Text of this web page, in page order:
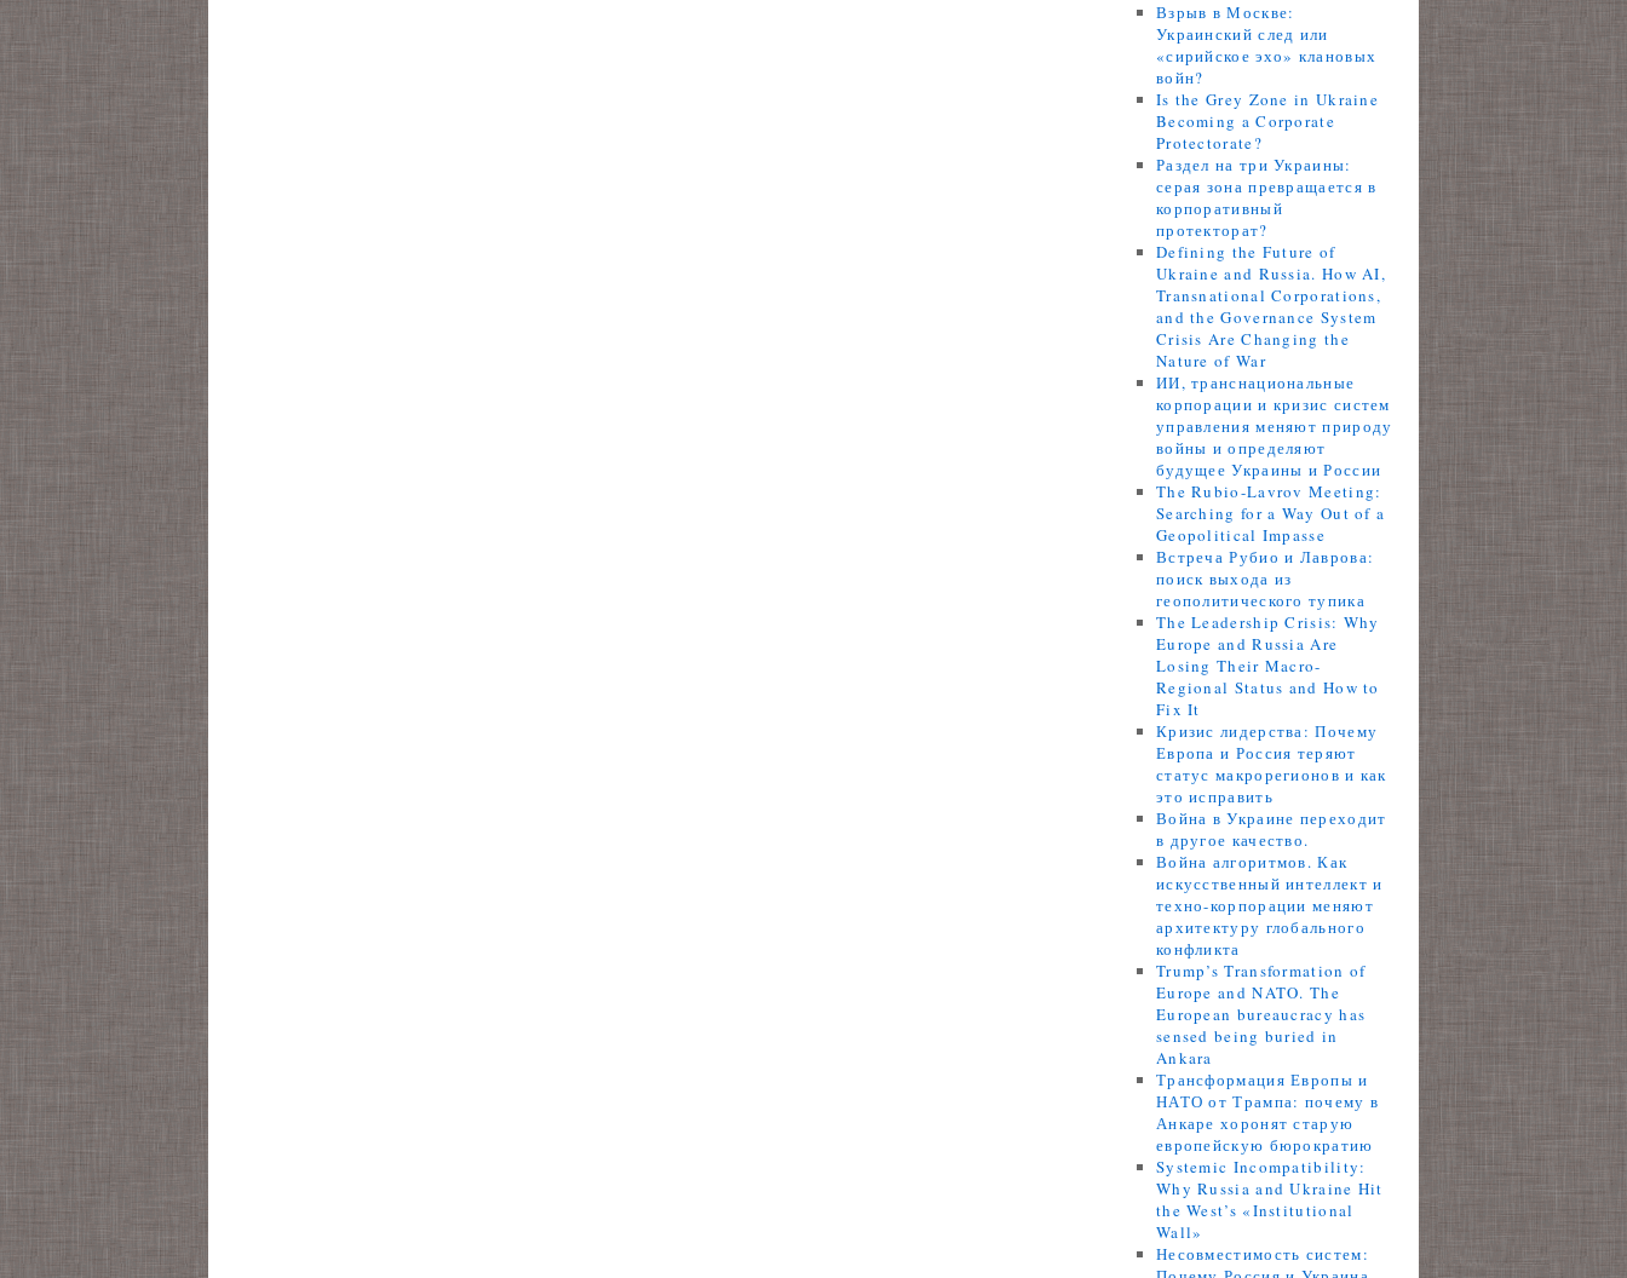
Взрыв в Москве:
Украинский след или
«сирийское эхо» клановых
войн?
Is the Grey Zone in Ukraine
Becoming a Corporate
Protectorate?
Раздел на три Украины:
серая зона превращается в
корпоративный
протекторат?
Defining the Future of
Ukraine and Russia. How AI,
Transnational Corporations,
and the Governance System
Crisis Are Changing the
Nature of War
ИИ, транснациональные
корпорации и кризис систем
управления меняют природу
войны и определяют
будущее Украины и России
The Rubio-Lavrov Meeting:
Searching for a Way Out of a
Geopolitical Impasse
Встреча Рубио и Лаврова:
поиск выхода из
геополитического тупика
The Leadership Crisis: Why
Europe and Russia Are
Losing Their Macro-
Regional Status and How to
Fix It
Кризис лидерства: Почему
Европа и Россия теряют
статус макрорегионов и как
это исправить
Война в Украине переходит
в другое качество.
Война алгоритмов. Как
искусственный интеллект и
техно-корпорации меняют
архитектуру глобального
конфликта
Trump’s Transformation of
Europe and NATO. The
European bureaucracy has
sensed being buried in
Ankara
Трансформация Европы и
НАТО от Трампа: почему в
Анкаре хоронят старую
европейскую бюрократию
Systemic Incompatibility:
Why Russia and Ukraine Hit
the West’s «Institutional
Wall»
Несовместимость систем: